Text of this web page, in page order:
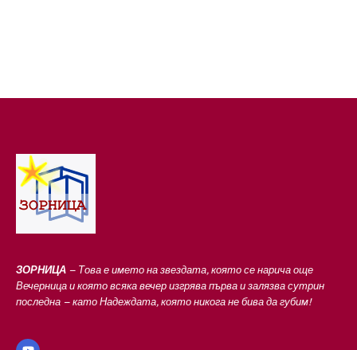
ЗОРНИЦА – Това е името на звездата, която се нарича още
Вечерница и която всяка вечер изгрява първа и залязва сутрин
последна – като Надеждата, която никога не бива да губим!